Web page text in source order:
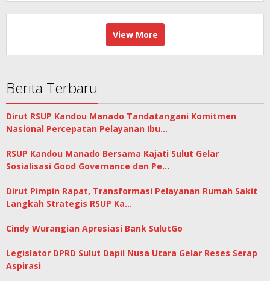
View More
Berita Terbaru
Dirut RSUP Kandou Manado Tandatangani Komitmen
Nasional Percepatan Pelayanan Ibu…
RSUP Kandou Manado Bersama Kajati Sulut Gelar
Sosialisasi Good Governance dan Pe…
Dirut Pimpin Rapat, Transformasi Pelayanan Rumah Sakit
Langkah Strategis RSUP Ka…
Cindy Wurangian Apresiasi Bank SulutGo
Legislator DPRD Sulut Dapil Nusa Utara Gelar Reses Serap
Aspirasi